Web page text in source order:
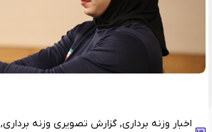
اخبار وزنه برداری, گزارش تصویری وزنه برداری,